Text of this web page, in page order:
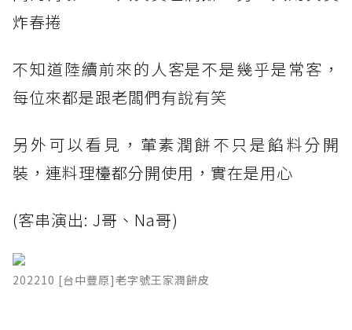
炸春捲
不知道陸續前來的人客是不是幾乎是常客，
每位來都是跟老闆們有說有笑
另外可以看見，葷素潤餅不只是餡料分開
裝，連料理檯都分開使用，實在是用心
(客串演出: J哥、Na哥)
202210 [台中豐原]老字號王家潤餅皮